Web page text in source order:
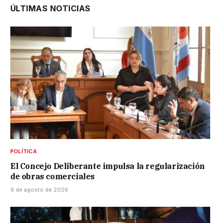
ÚLTIMAS NOTICIAS
POLÍTICA
El Concejo Deliberante impulsa la regularización
de obras comerciales
6 de agosto de 2026